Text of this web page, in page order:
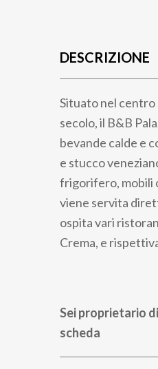
DESCRIZIONE
Situato nel
secolo, il B&B
bevande calde e
e stucco
frigorifero, mobili
viene servita
ospita vari
Crema, e
Sei proprietario
scheda